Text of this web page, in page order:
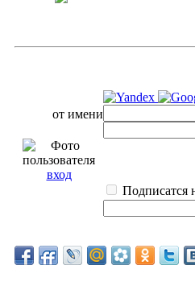
от имени
вход
Подписатся